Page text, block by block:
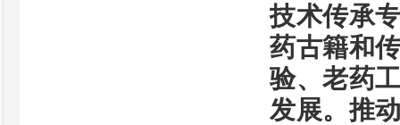
技术传承
药古籍和
验、老药
发展。推